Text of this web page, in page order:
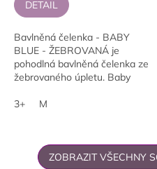
DETAIL
Bavlněná čelenka - BABY
BLUE - ŽEBROVANÁ je
pohodlná bavlněná čelenka ze
žebrovaného úpletu. Baby
jemně a svěže. Hodí se na
3+ M
ZOBRAZIT VŠECHNY